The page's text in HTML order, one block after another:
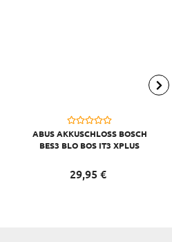
ABUS AKKUSCHLOSS BOSCH
BES3 BLO BOS IT3 XPLUS
29,95 €